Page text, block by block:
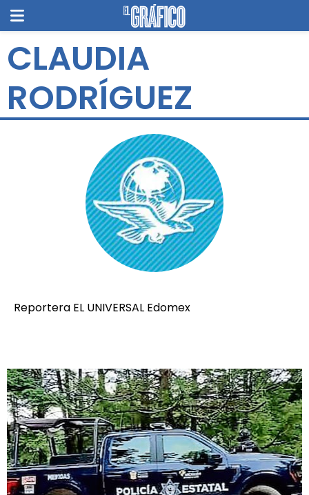
CLAUDIA
RODRÍGUEZ
Reportera EL UNIVERSAL Edomex